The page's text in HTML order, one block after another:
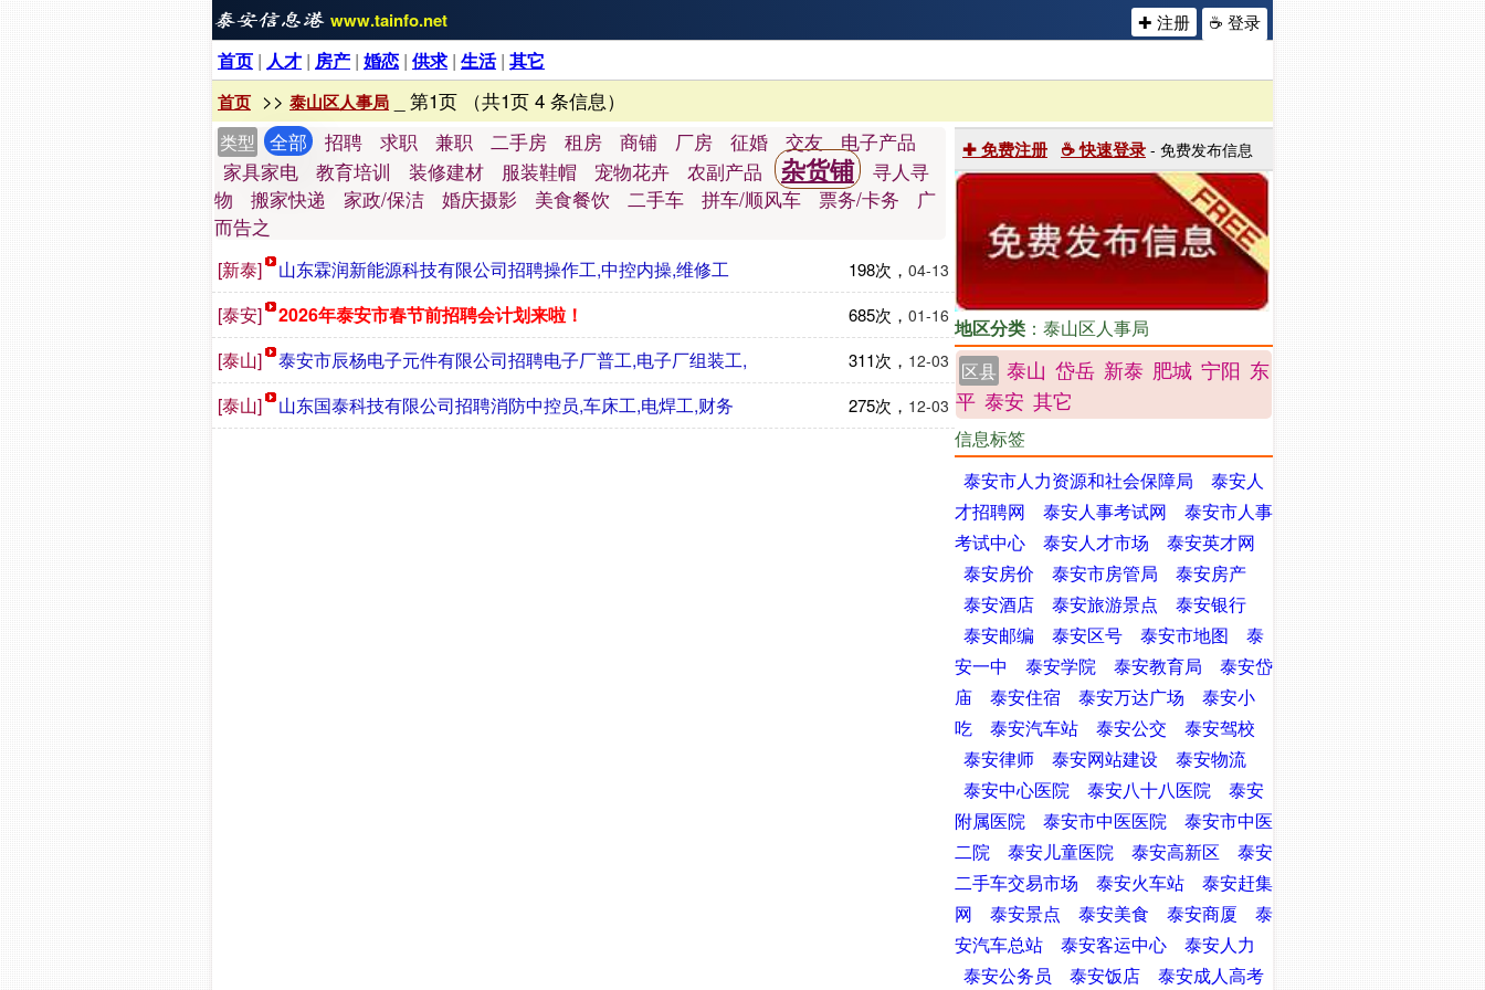
www.tainfo.net ☕ 登录
✚ 注册
首页 | 人才 | 房产 | 婚恋 | 供求| 生活| 其它
首页 >> 泰山区人事局 _ 第1页 （共1页 4 条信息）
✚ 免费注册 ☕ 快速登录 - 免费发布信息
地区分类 ：泰山区人事局
区县 泰山 岱岳 新泰 肥城 宁阳 东
平 泰安 其它
信息标签
泰安市人力资源和社会保障局
泰安人
才招聘网
泰安人事考试网
泰安市人事
考试中心
泰安人才市场
泰安英才网
泰安房价
泰安市房管局
泰安房产
泰安酒店
泰安旅游景点
泰安银行
泰安邮编
泰安区号 泰安市地图
泰
安一中
泰安学院 泰安教育局
泰安岱
庙
泰安住宿 泰安万达广场
泰安小
吃
泰安汽车站 泰安公交
泰安驾校
泰安律师
泰安网站建设
泰安物流
泰安中心医院
泰安八十八医院
泰安
附属医院
泰安市中医医院
泰安市中医
二院
泰安儿童医院 泰安高新区
泰安
二手车交易市场
泰安火车站
泰安赶集
网
泰安景点 泰安美食 泰安商厦
泰
安汽车总站
泰安客运中心
泰安人力
泰安公务员
泰安饭店 泰安成人高考
类型 全部 招聘 求职 兼职 二手房 租房 商铺 厂房 征婚 交友
电子产品
家具家电
教育培训 装修建材 服装鞋帽 宠物花卉 农副产品 杂货铺
寻人寻
物
搬家快递 家政/保洁 婚庆摄影 美食餐饮 二手车 拼车/顺风车 票务/卡务
广
而告之
04-13
198次，
[新泰] 山东霖润新能源科技有限公司招聘操作工,中控内操,维修工
01-16
685次，
[泰安] 2026年泰安市春节前招聘会计划来啦！
12-03
311次，
[泰山] 泰安市辰杨电子元件有限公司招聘电子厂普工,电子厂组装工,
12-03
275次，
[泰山] 山东国泰科技有限公司招聘消防中控员,车床工,电焊工,财务